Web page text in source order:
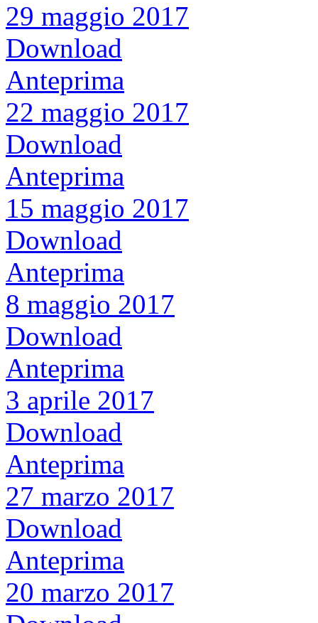
29 maggio 2017
Download
Anteprima
22 maggio 2017
Download
Anteprima
15 maggio 2017
Download
Anteprima
8 maggio 2017
Download
Anteprima
3 aprile 2017
Download
Anteprima
27 marzo 2017
Download
Anteprima
20 marzo 2017